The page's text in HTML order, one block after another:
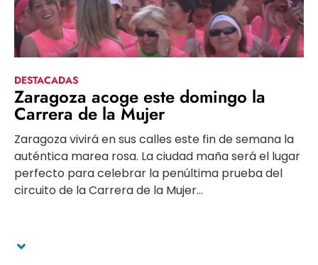
DESTACADAS
Zaragoza acoge este domingo la
Carrera de la Mujer
Zaragoza vivirá en sus calles este fin de semana la
auténtica marea rosa. La ciudad maña será el lugar
perfecto para celebrar la penúltima prueba del
circuito de la Carrera de la Mujer...